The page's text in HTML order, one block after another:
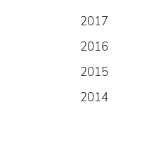
2017
2016
2015
2014